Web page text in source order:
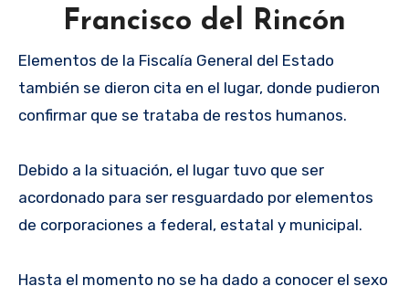
Francisco del Rincón
Elementos de la Fiscalía General del Estado
también se dieron cita en el lugar, donde pudieron
confirmar que se trataba de restos humanos.
Debido a la situación, el lugar tuvo que ser
acordonado para ser resguardado por elementos
de corporaciones a federal, estatal y municipal.
Hasta el momento no se ha dado a conocer el sexo